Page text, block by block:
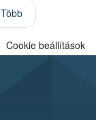
Több
Cookie beállítások